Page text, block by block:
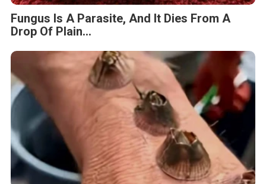
Fungus Is A Parasite, And It Dies From A
Drop Of Plain...